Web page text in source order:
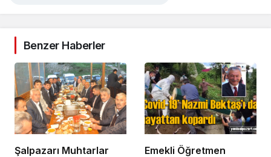
Benzer Haberler
Şalpazarı Muhtarlar
Emekli Öğretmen